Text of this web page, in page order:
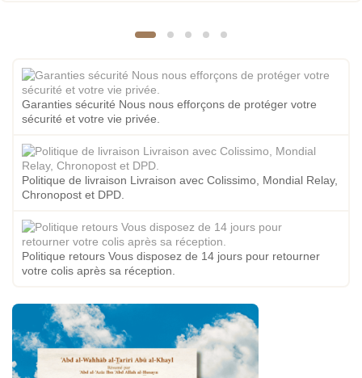
Garanties sécurité Nous nous efforçons de protéger votre
sécurité et votre vie privée.
Politique de livraison Livraison avec Colissimo, Mondial Relay,
Chronopost et DPD.
Politique retours Vous disposez de 14 jours pour retourner
votre colis après sa réception.